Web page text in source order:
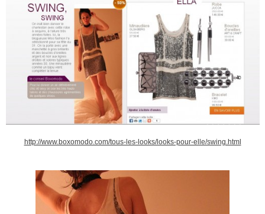
http://www.boxomodo.com/tous-les-looks/looks-pour-elle/swing.html